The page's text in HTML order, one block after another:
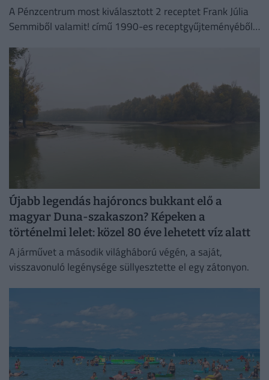
A Pénzcentrum most kiválasztott 2 receptet Frank Júlia
Semmiből valamit! című 1990-es receptgyűjteményéből
Újabb legendás hajóroncs bukkant elő a
magyar Duna-szakaszon? Képeken a
történelmi lelet: közel 80 éve lehetett víz alatt
A járművet a második világháború végén, a saját,
visszavonuló legénysége süllyesztette el egy zátonyon.